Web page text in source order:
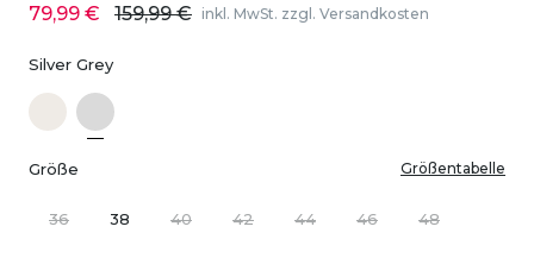
79,99 € 159,99 € inkl. MwSt. zzgl. Versandkosten
Silver Grey
Größe Größentabelle
36 38 40 42 44 46 48